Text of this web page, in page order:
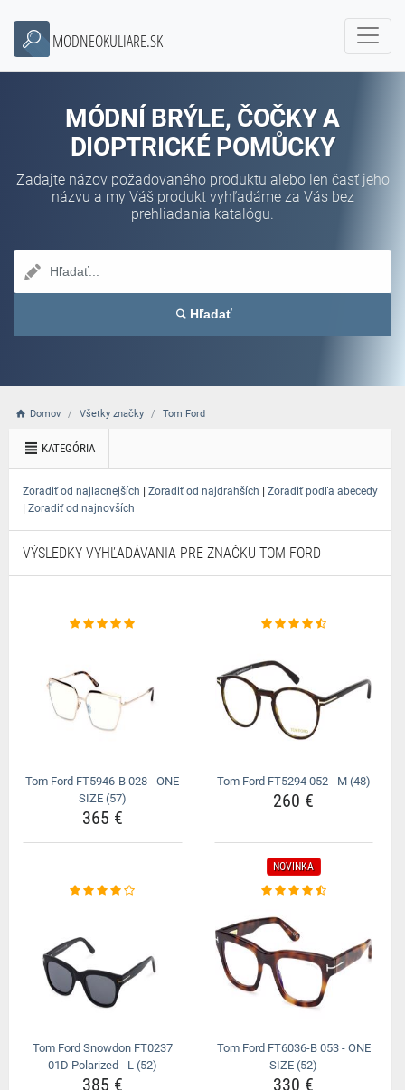
MODNEOKULIARE.SK
MÓDNÍ BRÝLE, ČOČKY A
DIOPTRICKÉ POMŮCKY
Zadajte názov požadovaného produktu alebo len časť jeho
názvu a my Váš produkt vyhľadáme za Vás bez
prehliadania katalógu.
Hľadať
Domov Všetky značky Tom Ford
KATEGÓRIA
Zoradiť od najlacnejších | Zoradiť od najdrahších | Zoradiť podľa abecedy
| Zoradiť od najnovších
VÝSLEDKY VYHĽADÁVANIA PRE ZNAČKU TOM FORD
Tom Ford FT5946-B 028 - ONE
SIZE (57)
365 €
Tom Ford FT5294 052 - M (48)
260 €
Tom Ford Snowdon FT0237
01D Polarized - L (52)
385 €
NOVINKA
Tom Ford FT6036-B 053 - ONE
SIZE (52)
330 €